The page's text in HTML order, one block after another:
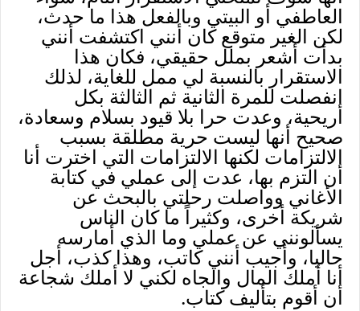
العاطفي أو البيتي وبالفعل هذا ما حدث،
لكن الغير متوقع كان أنني اكتشفت أنني
بدأت أشعر بملل حقيقي، فكان هذا
الاستقرار بالنسبة لي ممل للغاية، لذلك
انفصلت للمرة الثانية ثم الثالثة بكل
أريحية، وعدت حرا بلا قيود بسلام وسعادة،
صحيح أنها ليست حرية مطلقة بسبب
الالتزامات لكنها الالتزامات التي اخترت أنا
أن التزم بها، عدت إلى عملي في كتابة
الأغاني وواصلت رحلتي بالبحث عن
شريكة أخرى، وكثيراً ما كان الناس
يسألونني عن عملي وما الذي أمارسه
حاليا، وأجيب أنني كاتب، وهذا كذب، أجل
أنا أملك المال والجاه لكني لا أملك شجاعة
أن أقوم بتأليف كتاب.